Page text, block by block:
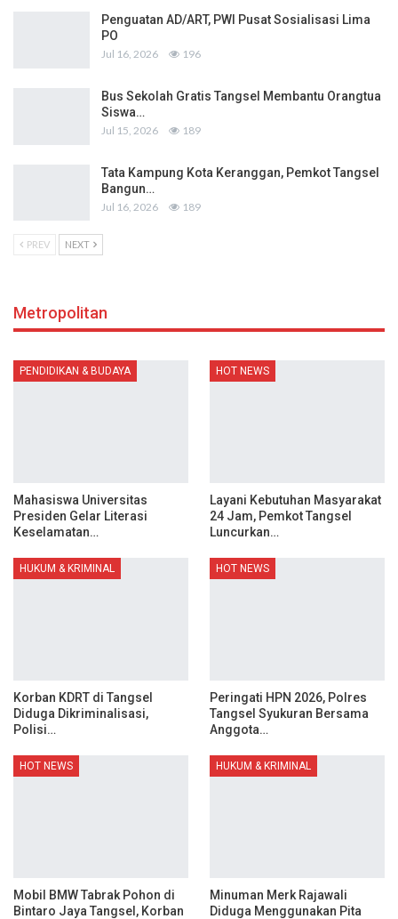
Penguatan AD/ART, PWI Pusat Sosialisasi Lima
PO
Jul 16, 2026 196
Bus Sekolah Gratis Tangsel Membantu Orangtua
Siswa…
Jul 15, 2026 189
Tata Kampung Kota Keranggan, Pemkot Tangsel
Bangun…
Jul 16, 2026 189
PREV NEXT
Metropolitan
PENDIDIKAN & BUDAYA
Mahasiswa Universitas
Presiden Gelar Literasi
Keselamatan…
HOT NEWS
Layani Kebutuhan Masyarakat
24 Jam, Pemkot Tangsel
Luncurkan…
HUKUM & KRIMINAL
Korban KDRT di Tangsel
Diduga Dikriminalisasi,
Polisi…
HOT NEWS
Peringati HPN 2026, Polres
Tangsel Syukuran Bersama
Anggota…
HOT NEWS
Mobil BMW Tabrak Pohon di
Bintaro Jaya Tangsel, Korban
HUKUM & KRIMINAL
Minuman Merk Rajawali
Diduga Menggunakan Pita